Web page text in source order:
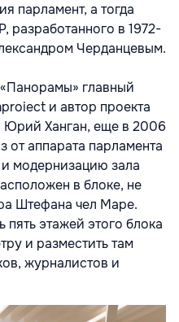
парламент, а тогда
в 1972-
Черданцевым.
главный
и автор проекта
Юрий Ханган, еще в 2006
от аппарата парламента
модернизацию зала
в блоке, не
Штефана чел Маре.
этажей этого блока
и разместить там
журналистов и